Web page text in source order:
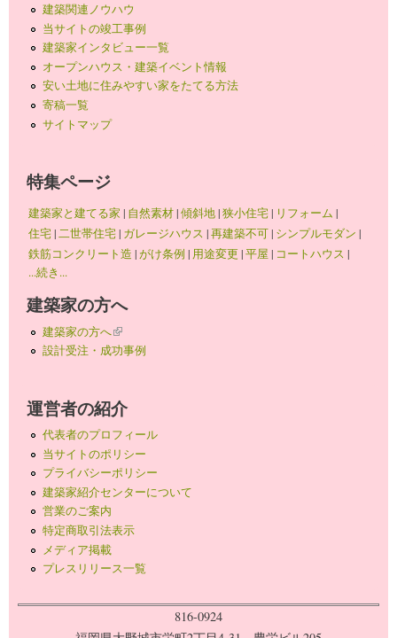
建築関連ノウハウ
当サイトの竣工事例
建築家インタビュー一覧
オープンハウス・建築イベント情報
安い土地に住みやすい家をたてる方法
寄稿一覧
サイトマップ
特集ページ
建築家と建てる家 | 自然素材|傾斜地|狭小住宅| リフォーム |
住宅|二世帯住宅| ガレージハウス |再建築不可| シンプルモダン |
鉄筋コンクリート造 |がけ条例 | 用途変更 |平屋 | コートハウス |
...続き...
建築家の方へ
建築家の方へ(link is external)
設計受注・成功事例
運営者の紹介
代表者のプロフィール
当サイトのポリシー
プライバシーポリシー
建築家紹介センターについて
営業のご案内
特定商取引法表示
メディア掲載
プレスリリース一覧
816-0924